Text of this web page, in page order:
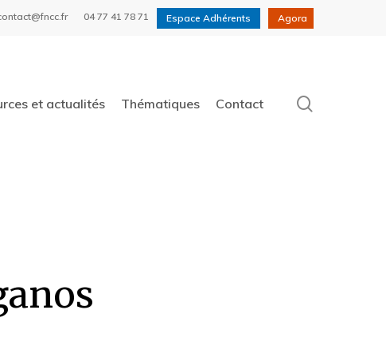
04 77 41 78 71 Espace Adhérents Agora
et actualités Thématiques Contact